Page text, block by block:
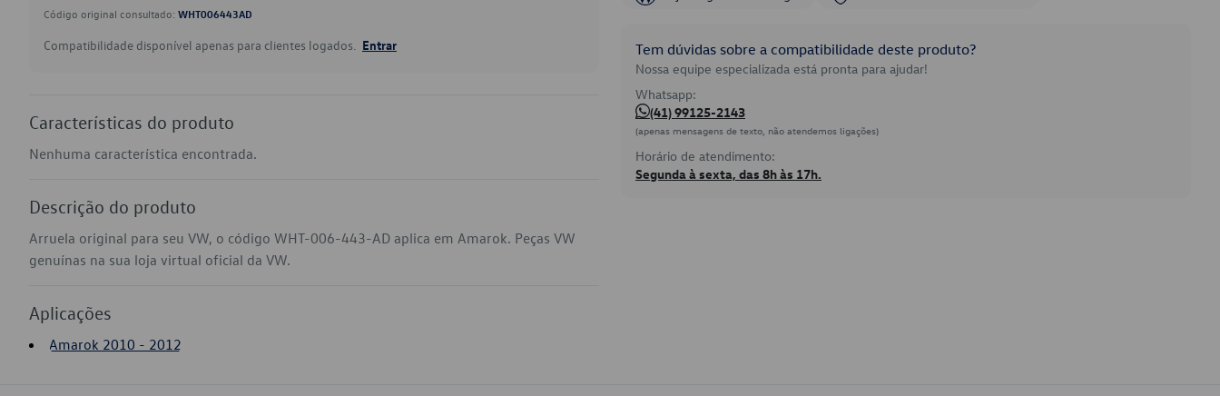
Código original consultado: WHT006443AD
Compatibilidade disponível apenas para clientes logados. Entrar
Características do produto
Nenhuma característica encontrada.
Descrição do produto
Arruela original para seu VW, o código WHT-006-443-AD aplica em Amarok. Peças VW
genuínas na sua loja virtual oficial da VW.
Aplicações
Amarok 2010 - 2012
Tem dúvidas sobre a compatibilidade deste produto?
Nossa equipe especializada está pronta para ajudar!
Whatsapp:
(41) 99125-2143
(apenas mensagens de texto, não atendemos ligações)
Horário de atendimento:
Segunda à sexta, das 8h às 17h.